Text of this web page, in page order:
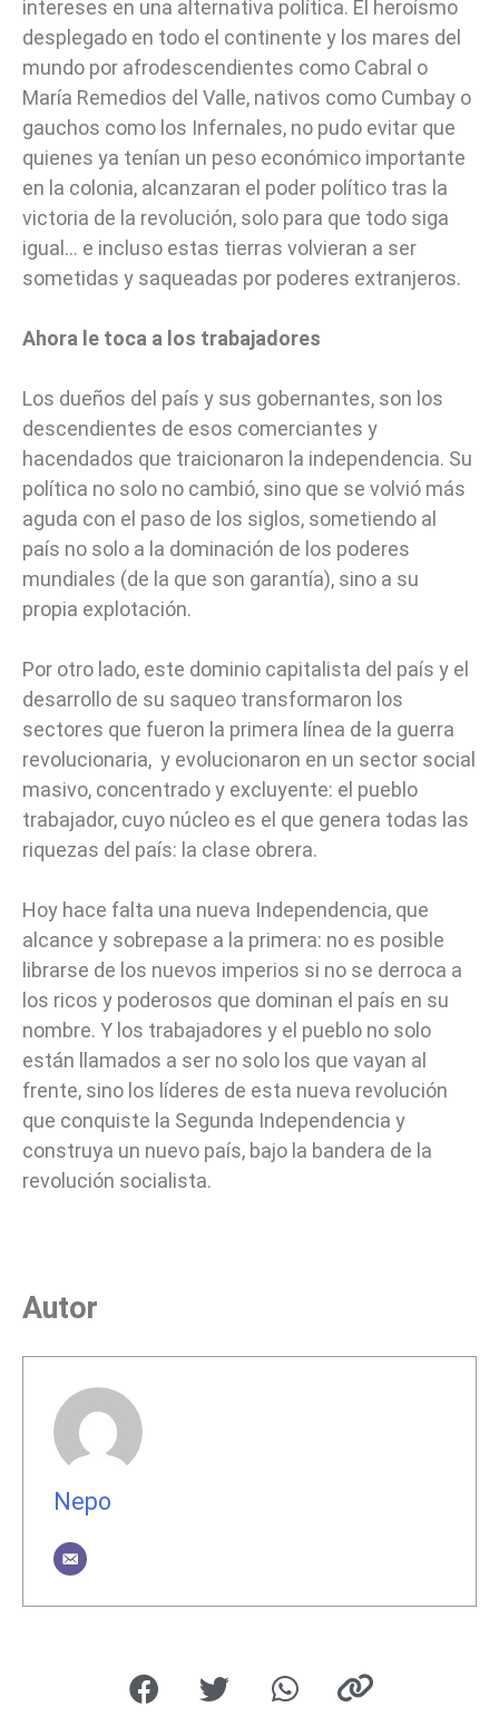
intereses en una alternativa política. El heroísmo
desplegado en todo el continente y los mares del
mundo por afrodescendientes como Cabral o
María Remedios del Valle, nativos como Cumbay o
gauchos como los Infernales, no pudo evitar que
quienes ya tenían un peso económico importante
en la colonia, alcanzaran el poder político tras la
victoria de la revolución, solo para que todo siga
igual… e incluso estas tierras volvieran a ser
sometidas y saqueadas por poderes extranjeros.
Ahora le toca a los trabajadores
Los dueños del país y sus gobernantes, son los
descendientes de esos comerciantes y
hacendados que traicionaron la independencia. Su
política no solo no cambió, sino que se volvió más
aguda con el paso de los siglos, sometiendo al
país no solo a la dominación de los poderes
mundiales (de la que son garantía), sino a su
propia explotación.
Por otro lado, este dominio capitalista del país y el
desarrollo de su saqueo transformaron los
sectores que fueron la primera línea de la guerra
revolucionaria, y evolucionaron en un sector social
masivo, concentrado y excluyente: el pueblo
trabajador, cuyo núcleo es el que genera todas las
riquezas del país: la clase obrera.
Hoy hace falta una nueva Independencia, que
alcance y sobrepase a la primera: no es posible
librarse de los nuevos imperios si no se derroca a
los ricos y poderosos que dominan el país en su
nombre. Y los trabajadores y el pueblo no solo
están llamados a ser no solo los que vayan al
frente, sino los líderes de esta nueva revolución
que conquiste la Segunda Independencia y
construya un nuevo país, bajo la bandera de la
revolución socialista.
Autor
Nepo